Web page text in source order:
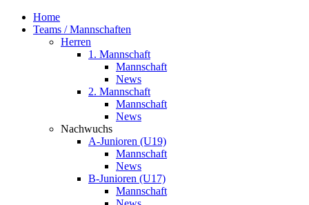
Home
Teams / Mannschaften
Herren
1. Mannschaft
Mannschaft
News
2. Mannschaft
Mannschaft
News
Nachwuchs
A-Junioren (U19)
Mannschaft
News
B-Junioren (U17)
Mannschaft